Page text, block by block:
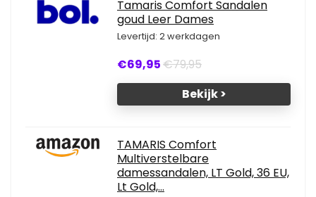
Tamaris Comfort Sandalen
goud Leer Dames
Levertijd: 2 werkdagen
€69,95€79,95
Bekijk >
TAMARIS Comfort
Multiverstelbare
damessandalen, LT Gold, 36 EU,
Lt Gold,...